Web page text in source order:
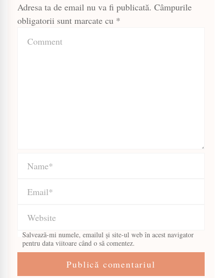
Adresa ta de email nu va fi publicată. Câmpurile
obligatorii sunt marcate cu *
Salvează-mi numele, emailul și site-ul web în acest navigator
pentru data viitoare când o să comentez.